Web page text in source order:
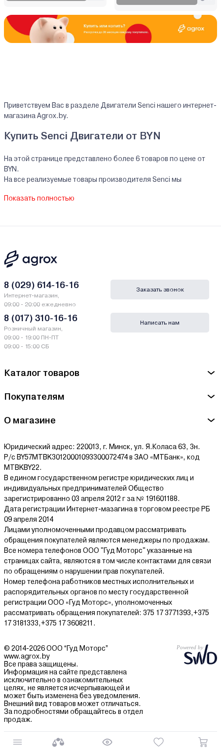
Приветствуем Вас в разделе Двигатели Senci нашего интернет-
магазина Agrox.by.
Купить Senci Двигатели от BYN
На этой странице представлено более 6 товаров по цене от
BYN.
На все реализуемые товары производителя Senci мы
рассрочку и лизинг - у нас только самые выгодные условия от
ведущих банков Беларуси.
Гарантии и сервис - Двигатели Senci
Производитель Senci - Chongqing Senci Import & Export Trade
Co., Ltd. NO.46 Jiade Road, Caijiagang Town, Beibei District,
Chongqing, China
Сервисный центр Senci - ЧТУП «Априла-Про» 220114, г. Минск,
Ознакомиться с условиями оплаты и доставки товара можно
Показать полностью
Каталог товаров
Покупателям
О магазине
Юридический адрес: 220013, г. Минск, ул. Я.Коласа 63, 3н.
Р/с BY57MTBK30120001093300072474 в ЗАО «МТБанк», код
MTBKBY22.
В едином государственном регистре юридических лиц и
индивидуальных предпринимателей Общество
зарегистрированно 03 апреля 2012 г за № 191601188.
Дата регистрации Интернет-мазагина в торговом реестре РБ
09 апреля 2014
Лицами уполномоченными продавцом рассматривать
обращения покупателей являются менеджеры по продажам.
Все номера телефонов ООО "Гуд Моторс" указанные на
страницах сайта, являются в том числе контактами для связи
по обращениям о нарушении прав покупателей.
Номер телефона работников местных исполнительных и
распорядительных органов по месту государственной
регистрации ООО «Гуд Моторс», уполномоченных
рассматривать обращения покупателей: 375 17 3771393,+375
17 3181333,+375 17 3608211.
8 (029) 614-16-16
Интернет-магазин,
09:00 - 20:00 ежедневно
8 (017) 310-16-16
Розничный магазин,
09:00 - 19:00 ПН-ПТ
09:00 - 15:00 СБ
Заказать звонок
Написать нам
© 2014-2026 ООО “Гуд Моторс”
www.agrox.by
Все права защищены.
Информация на сайте представлена
исключительно в ознакомительных
целях, не является исчерпывающей и
может быть изменена без уведомления.
Внешний вид товаров может отличаться.
За подробностями обращайтесь в отдел
продаж.